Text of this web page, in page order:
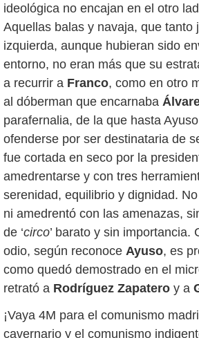
ideológica no encajan en el otro
Aquellas balas y navaja, que tanto
izquierda, aunque hubieran sido
entorno, no eran más que su
a recurrir a Franco, como en otro
al dóberman que encarnaba
parafernalia, de la que hasta
ofenderse por ser destinataria de
fue cortada en seco por la
amedrentarse y con tres
serenidad, equilibrio y dignidad.
ni amedrentó con las amenazas,
de ‘circo’ barato y sin importancia.
odio, según reconoce Ayuso, es
como quedó demostrado en el
retrató a Rodríguez Zapatero y a
¡Vaya 4M para el comunismo
cavernario y el comunismo